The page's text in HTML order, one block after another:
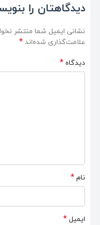
دیدگاهتان را
نشانی ایمیل شما منتشر
علامت‌گذاری شده‌اند *
دیدگاه *
نام *
ایمیل *